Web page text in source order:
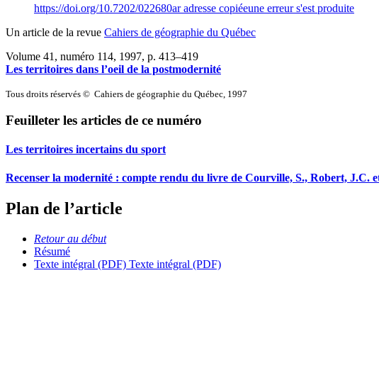
https://doi.org/10.7202/022680aradresse copiéeune erreur s'est produite
Un article de la revue Cahiers de géographie du Québec
Volume 41, numéro 114, 1997, p. 413–419
Les territoires dans l’oeil de la postmodernité
Tous droits réservés © Cahiers de géographie du Québec, 1997
Feuilleter les articles de ce numéro
Les territoires incertains du sport
Recenser la modernité : compte rendu du livre de Courville, S., Robert, J.C.
Plan de l’article
Retour au début
Résumé
Texte intégral (PDF) Texte intégral (PDF)